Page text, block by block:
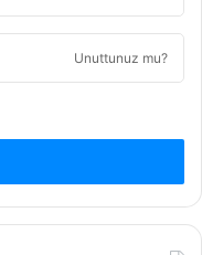
Unuttunuz mu?